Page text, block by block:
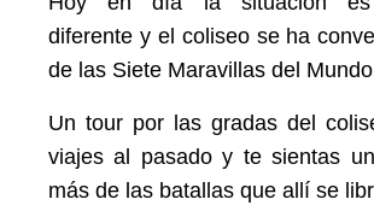
diferente y el coliseo se ha
de las Siete Maravillas del
Un tour por las gradas del
viajes al pasado y te sientas
más de las batallas que allí se